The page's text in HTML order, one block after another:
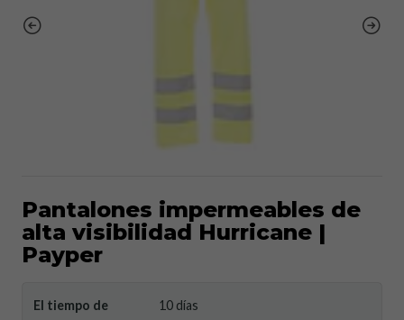
Pantalones impermeables de
alta visibilidad Hurricane |
Payper
El tiempo de
10 días